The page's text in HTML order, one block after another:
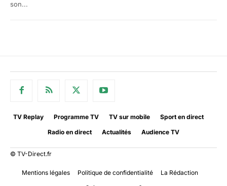
son...
TV Replay Programme TV TV sur mobile
Sport en direct
Radio en direct
Actualités Audience TV
© TV-Direct.fr
Mentions légales Politique de confidentialité
La Rédaction